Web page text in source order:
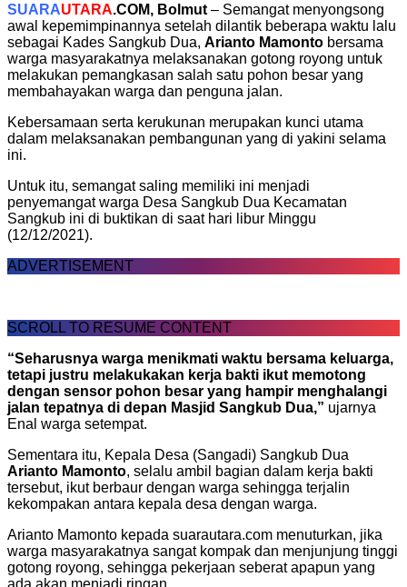
SUARAUTARA.COM, Bolmut – Semangat menyongsong
awal kepemimpinannya setelah dilantik beberapa waktu lalu
sebagai Kades Sangkub Dua, Arianto Mamonto bersama
warga masyarakatnya melaksanakan gotong royong untuk
melakukan pemangkasan salah satu pohon besar yang
membahayakan warga dan penguna jalan.
Kebersamaan serta kerukunan merupakan kunci utama
dalam melaksanakan pembangunan yang di yakini selama
ini.
Untuk itu, semangat saling memiliki ini menjadi
penyemangat warga Desa Sangkub Dua Kecamatan
Sangkub ini di buktikan di saat hari libur Minggu
(12/12/2021).
ADVERTISEMENT
SCROLL TO RESUME CONTENT
“Seharusnya warga menikmati waktu bersama keluarga,
tetapi justru melakukakan kerja bakti ikut memotong
dengan sensor pohon besar yang hampir menghalangi
jalan tepatnya di depan Masjid Sangkub Dua,” ujarnya
Enal warga setempat.
Sementara itu, Kepala Desa (Sangadi) Sangkub Dua
Arianto Mamonto, selalu ambil bagian dalam kerja bakti
tersebut, ikut berbaur dengan warga sehingga terjalin
kekompakan antara kepala desa dengan warga.
Arianto Mamonto kepada suarautara.com menuturkan, jika
warga masyarakatnya sangat kompak dan menjunjung tinggi
gotong royong, sehingga pekerjaan seberat apapun yang
ada akan menjadi ringan.